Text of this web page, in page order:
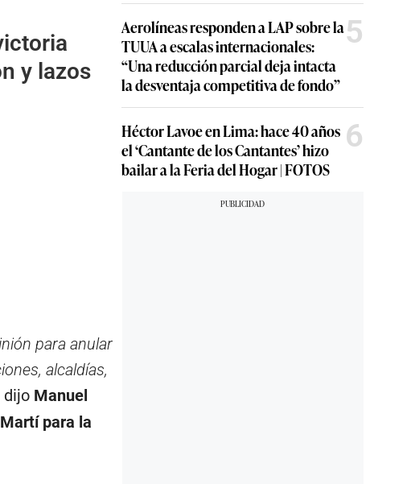
y lazos
para anular
alcaldías,
dijo Manuel
para la
Aerolíneas responden a LAP sobre la
TUUA a escalas internacionales:
“Una reducción parcial deja intacta
la desventaja competitiva de fondo”
5
Héctor Lavoe en Lima: hace 40 años
el ‘Cantante de los Cantantes’ hizo
bailar a la Feria del Hogar | FOTOS
6